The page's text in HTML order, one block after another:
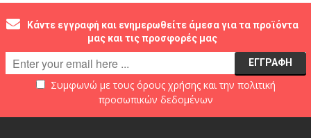
Κάντε εγγραφή και ενημερωθείτε άμεσα για τα προϊόντα
μας και τις προσφορές μας
Συμφωνώ με τους όρους χρήσηςκαι την πολιτική
προσωπικών δεδομένων